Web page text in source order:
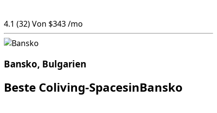
4.1 (32)Von $343/mo
Bansko, Bulgarien
Beste Coliving-SpacesinBansko